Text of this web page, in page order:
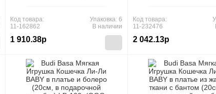
Код товара:
11-162862
1 910.38р
Упаковка: 6
В наличии
Код товара:
11-232476
2 042.13р